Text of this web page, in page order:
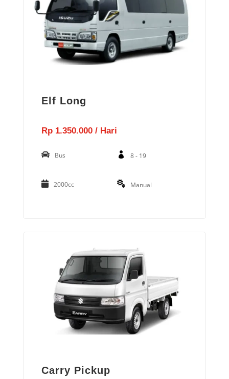
Elf Long
Rp 1.350.000 / Hari
Bus 8 - 19
2000cc Manual
Carry Pickup